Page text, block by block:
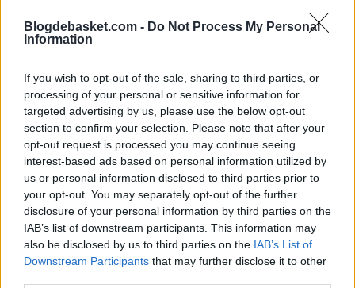
Blogdebasket.com - Do Not Process My Personal
Information
If you wish to opt-out of the sale, sharing to third parties, or
processing of your personal or sensitive information for
targeted advertising by us, please use the below opt-out
section to confirm your selection. Please note that after your
opt-out request is processed you may continue seeing
interest-based ads based on personal information utilized by
us or personal information disclosed to third parties prior to
your opt-out. You may separately opt-out of the further
disclosure of your personal information by third parties on the
IAB’s list of downstream participants. This information may
also be disclosed by us to third parties on the IAB’s List of
Downstream Participants that may further disclose it to other
En la segunda mitad, Pablo Laso puso las pilas a los
suyos y esta reprimenda tuvo su resultado con una
notable mejoría en defensa que permitióreducir las
diferencias hasta los tres puntos (61-58)a seis